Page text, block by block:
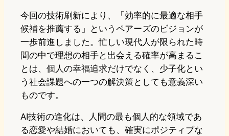
今回の技術刷新により、「効率的に最適な相手
候補を推薦する」というペアーズのビジョンが
一歩前進しました。忙しい現代人が限られた時
間の中で理想の相手と出会える確率が高まるこ
とは、個人の幸福追求だけでなく、少子化とい
う社会課題への一つの解決策としても意義深い
ものです。
AI技術の進化は、人間の最も個人的な領域であ
る恋愛や結婚においても、確実にポジティブな